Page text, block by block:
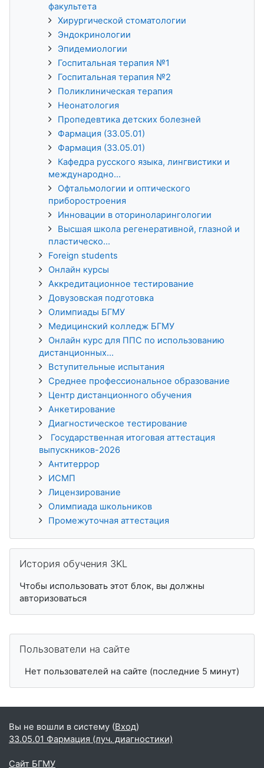
факультета
Хирургической стоматологии
Эндокринологии
Эпидемиологии
Госпитальная терапия №1
Госпитальная терапия №2
Поликлиническая терапия
Неонатология
Пропедевтика детских болезней
Фармация (33.05.01)
Фармация (33.05.01)
Кафедра русского языка, лингвистики и
международно...
Офтальмологии и оптического
приборостроения
Инновации в оториноларингологии
Высшая школа регенеративной, глазной и
пластическо...
Foreign students
Онлайн курсы
Аккредитационное тестирование
Довузовская подготовка
Олимпиады БГМУ
Медицинский колледж БГМУ
Онлайн курс для ППС по использованию
дистанционных...
Вступительные испытания
Среднее профессиональное образование
Центр дистанционного обучения
Анкетирование
Диагностическое тестирование
Государственная итоговая аттестация
выпускников-2026
Антитеррор
ИСМП
Лицензирование
Олимпиада школьников
Промежуточная аттестация
История обучения 3KL
Чтобы использовать этот блок, вы должны
авторизоваться
Пользователи на сайте
Нет пользователей на сайте (последние 5 минут)
Вы не вошли в систему (Вход)
33.05.01 Фармация (луч. диагностики)
Сайт БГМУ